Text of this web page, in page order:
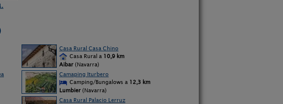
Casa Rural Casa Chino
Casa Rural a 10,9 km
Aibar (Navarra)
Camaping Iturbero
Camping/Bungalows a 12,3 km
Lumbier (Navarra)
Casa Rural Palacio Lerruz